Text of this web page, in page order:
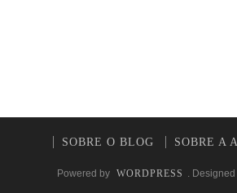
SOBRE O BLOG SOBRE A
Powered by WORDPRESS .